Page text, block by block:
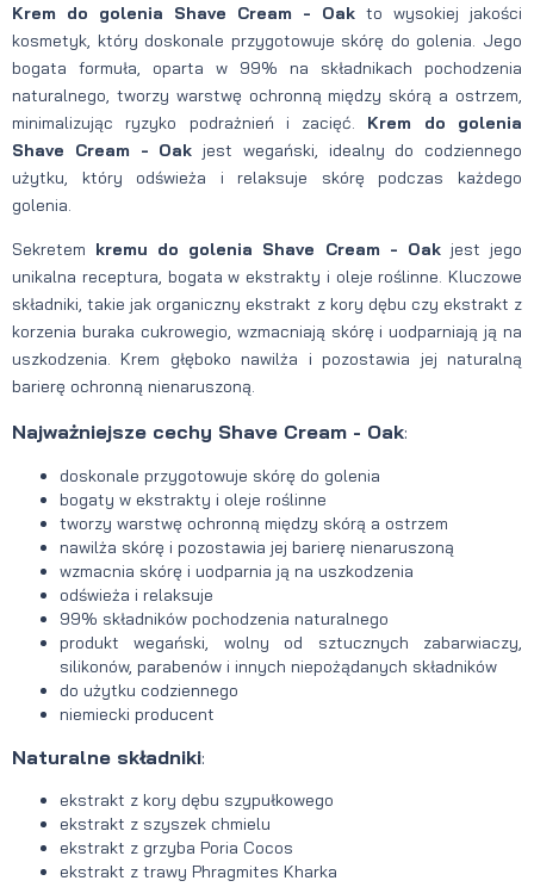
Krem do golenia Shave Cream - Oak to wysokiej jakości
kosmetyk, który doskonale przygotowuje skórę do golenia. Jego
bogata formuła, oparta w 99% na składnikach pochodzenia
naturalnego, tworzy warstwę ochronną między skórą a ostrzem,
minimalizując ryzyko podrażnień i zacięć. Krem do golenia
Shave Cream - Oak jest wegański, idealny do codziennego
użytku, który odświeża i relaksuje skórę podczas każdego
golenia.
Sekretem kremu do golenia Shave Cream - Oakjest jego
unikalna receptura, bogata w ekstrakty i oleje roślinne. Kluczowe
składniki, takie jak organiczny ekstrakt z kory dębu czy ekstrakt z
korzenia buraka cukrowegio, wzmacniają skórę i uodparniają ją na
uszkodzenia. Krem głęboko nawilża i pozostawia jej naturalną
barierę ochronną nienaruszoną.
Najważniejsze cechy Shave Cream - Oak:
doskonale przygotowuje skórę do golenia
bogaty w ekstrakty i oleje roślinne
tworzy warstwę ochronną między skórą a ostrzem
nawilża skórę i pozostawia jej barierę nienaruszoną
wzmacnia skórę i uodparnia ją na uszkodzenia
odświeża i relaksuje
99% składników pochodzenia naturalnego
produkt wegański, wolny od sztucznych zabarwiaczy,
silikonów, parabenów i innych niepożądanych składników
do użytku codziennego
niemiecki producent
Naturalne składniki:
ekstrakt z kory dębu szypułkowego
ekstrakt z szyszek chmielu
ekstrakt z grzyba Poria Cocos
ekstrakt z trawy Phragmites Kharka